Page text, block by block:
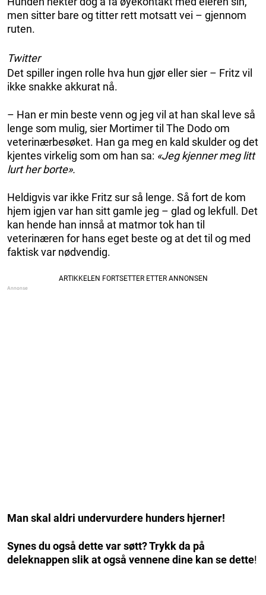
men sitter bare og titter rett motsatt vei – gjennom
ruten.
Twitter
Det spiller ingen rolle hva hun gjør eller sier – Fritz vil
ikke snakke akkurat nå.
– Han er min beste venn og jeg vil at han skal leve så
lenge som mulig, sier Mortimer til The Dodo om
veterinærbesøket. Han ga meg en kald skulder og det
kjentes virkelig som om han sa: «Jeg kjenner meg litt
lurt her borte».
Heldigvis var ikke Fritz sur så lenge. Så fort de kom
hjem igjen var han sitt gamle jeg – glad og lekfull. Det
kan hende han innså at matmor tok han til
veterinæren for hans eget beste og at det til og med
faktisk var nødvendig.
Man skal aldri undervurdere hunders hjerner!
Synes du også dette var søtt? Trykk da på
deleknappen slik at også vennene dine kan se dette!